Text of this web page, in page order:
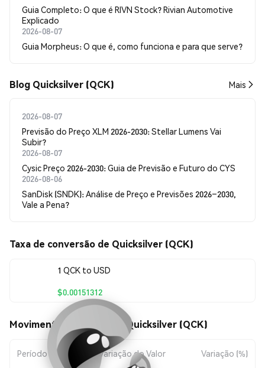
Guia Completo: O que é RIVN Stock? Rivian Automotive
Explicado
2026-08-07
Guia Morpheus: O que é, como funciona e para que serve?
Blog Quicksilver (QCK) Mais
2026-08-07
Previsão do Preço XLM 2026-2030: Stellar Lumens Vai
Subir?
2026-08-07
Cysic Preço 2026-2030: Guia de Previsão e Futuro do CYS
2026-08-06
SanDisk (SNDK): Análise de Preço e Previsões 2026–2030,
Vale a Pena?
Taxa de conversão de Quicksilver (QCK)
1 QCK to USD
$0.00151312
Movimentos de preço de Quicksilver (QCK)
Período Variação do Valor Variação (%)